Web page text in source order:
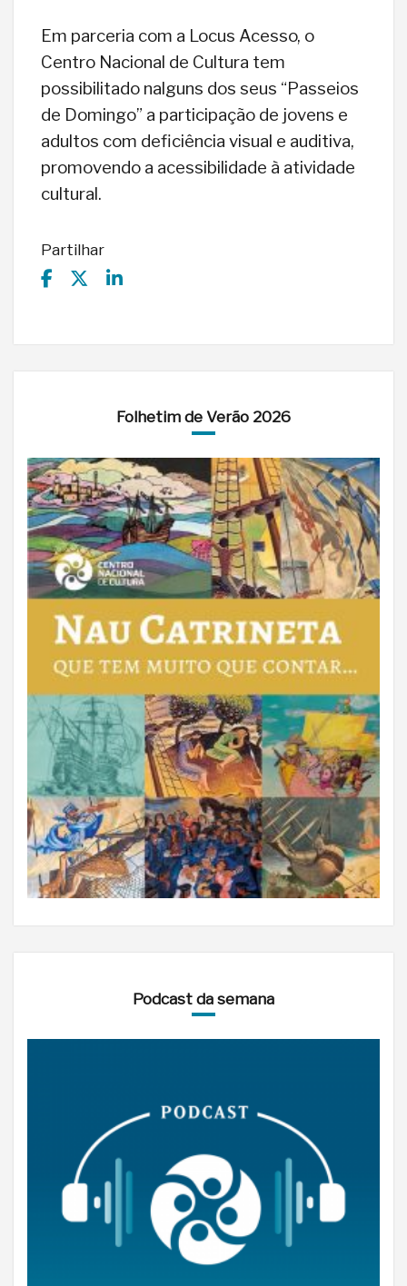
Em parceria com a Locus Acesso, o
Centro Nacional de Cultura tem
possibilitado nalguns dos seus “Passeios
de Domingo” a participação de jovens e
adultos com deficiência visual e auditiva,
promovendo a acessibilidade à atividade
cultural.
Partilhar
Folhetim de Verão 2026
Podcast da semana